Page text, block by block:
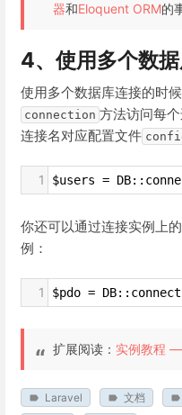
器和Eloquent ORM的
4、使用多个数
使用多个数据库连接的时
connection 方法访问每
连接名对应配置文件
1 $users =
你还可以通过连接实例上的
例：
1 $pdo =
扩展阅读： 实例教程
Laravel 文档